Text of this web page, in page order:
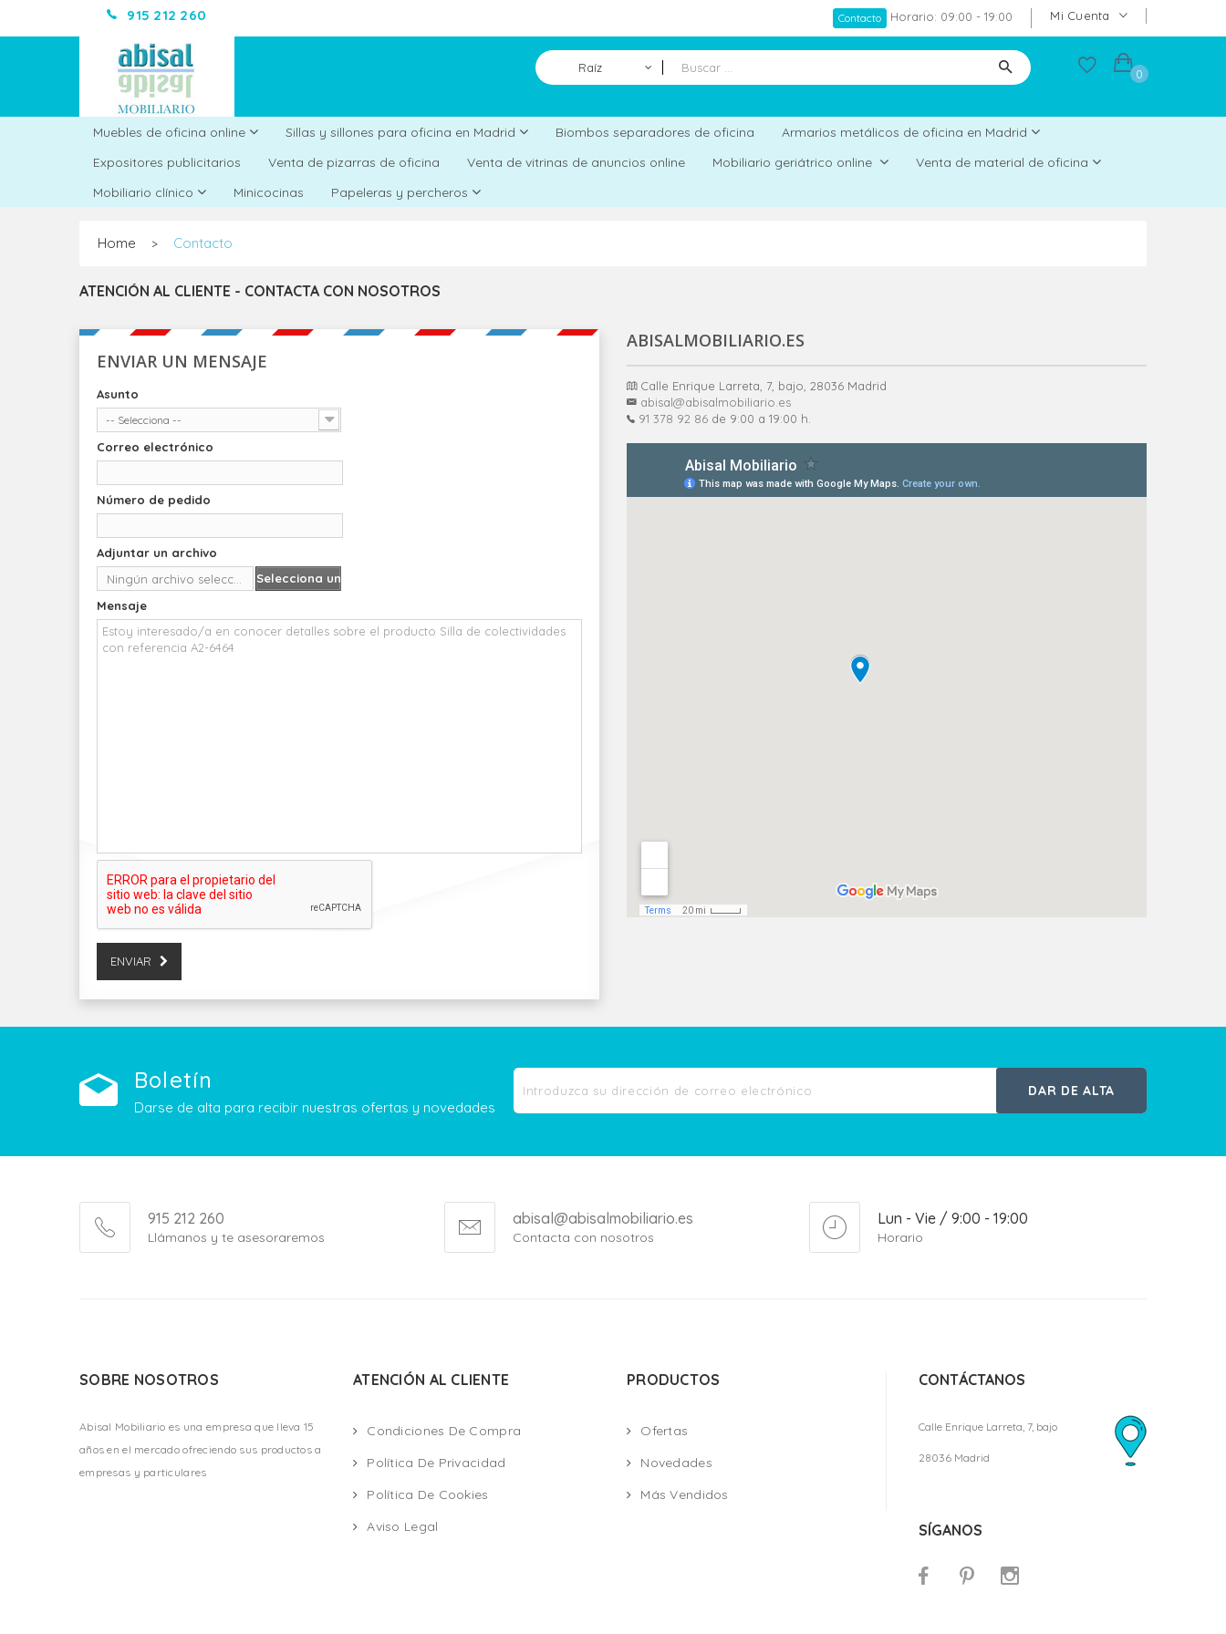
915 212 260 Mi Cuenta
Contacto Horario: 09:00 - 19:00
Raíz 0
Muebles de oficina online Sillas y sillones para oficina en Madrid Biombos separadores de oficina
Armarios metálicos de oficina en Madrid
Expositores publicitarios
Venta de pizarras de oficina Venta de vitrinas de anuncios online Mobiliario geriátrico online
Venta de material de oficina
Mobiliario clínico
Minicocinas Papeleras y percheros
Home > Contacto
ATENCIÓN AL CLIENTE - CONTACTA CON NOSOTROS
ENVIAR UN MENSAJE
Asunto
-- Selecciona --
Correo electrónico
Número de pedido
Adjuntar un archivo
Ningún archivo seleccionadoSelecciona un
Mensaje
ENVIAR
ABISALMOBILIARIO.ES
Calle Enrique Larreta, 7, bajo, 28036 Madrid
abisal@abisalmobiliario.es
91 378 92 86 de 9:00 a 19:00 h.
Boletín
Darse de alta para recibir nuestras ofertas y novedades
DAR DE ALTA
915 212 260
Llámanos y te asesoraremos
abisal@abisalmobiliario.es
Contacta con nosotros
Lun - Vie / 9:00 - 19:00
Horario
SOBRE NOSOTROS
Abisal Mobiliario es una empresa que lleva 15
años en el mercado ofreciendo sus productos a
empresas y particulares
ATENCIÓN AL CLIENTE
Condiciones De Compra
Política De Privacidad
Política De Cookies
Aviso Legal
PRODUCTOS
Ofertas
Novedades
Más Vendidos
CONTÁCTANOS
Calle Enrique Larreta, 7, bajo
28036 Madrid
SÍGANOS